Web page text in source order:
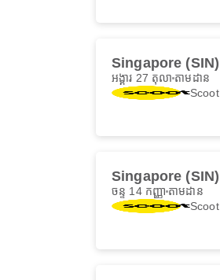
Singapore (SIN)
អង្គារ 27 តុលា តាមដាន
Scoot
Singapore (SIN)
ចន្ទ 14 កញ្ញា តាមដាន
Scoot